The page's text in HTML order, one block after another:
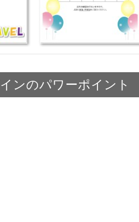
ンのパワーポイント